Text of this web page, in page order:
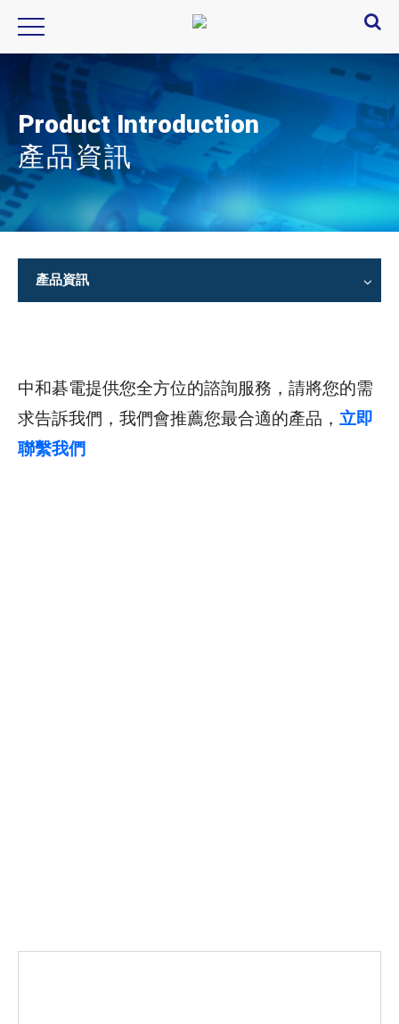
Product Introduction
產品資訊
產品資訊
中和碁電提供您全方位的諮詢服務，請將您的需
求告訴我們，我們會推薦您最合適的產品， 立即
聯繫我們